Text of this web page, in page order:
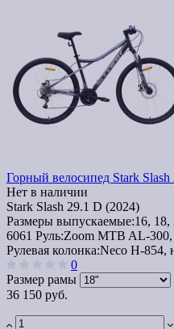
Горный велосипед Stark
Нет в наличии
Stark Slash 29.1 D (2024)
Размеры выпускаемые:16, 18,
6061 Руль:Zoom MTB AL-
Рулевая колонка:Neco H-854,
0
Размер рамы
36 150 руб.